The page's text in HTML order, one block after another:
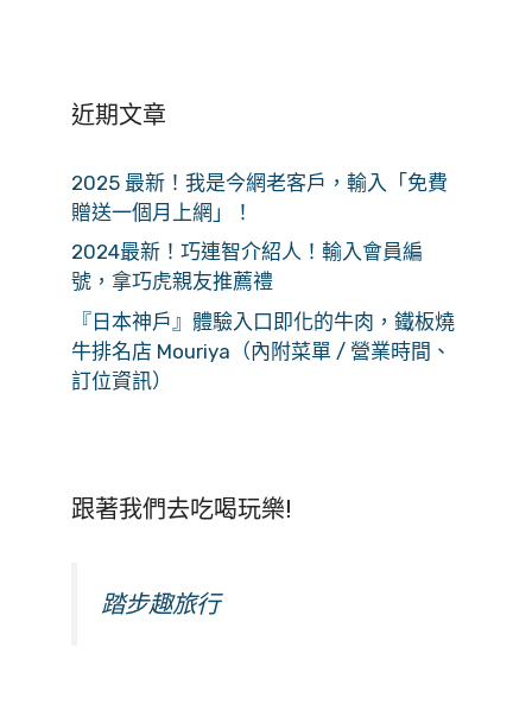
近期文章
2025 最新！我是今網老客戶，輸入「免費
贈送一個月上網」！
2024最新！巧連智介紹人！輸入會員編
號，拿巧虎親友推薦禮
『日本神戶』體驗入口即化的牛肉，鐵板燒
牛排名店 Mouriya（內附菜單 / 營業時間、
訂位資訊）
跟著我們去吃喝玩樂!
踏步趣旅行